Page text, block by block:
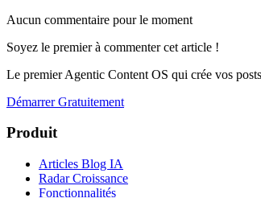
Aucun commentaire pour le moment
Soyez le premier à commenter cet article !
Le premier Agentic Content OS qui crée vos
Démarrer Gratuitement
Produit
Articles Blog IA
Radar Croissance
Fonctionnalités